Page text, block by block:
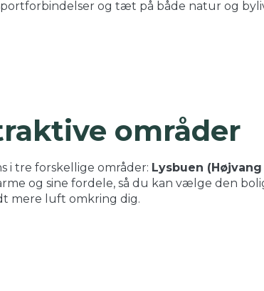
og tæt på både natur og
områder
i tre forskellige områder: Lysbuen
og sine fordele, så du kan vælge den
mere luft omkring dig.